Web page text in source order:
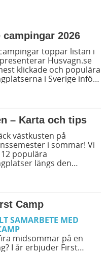
2026
Husvagn.se
klickade och populära
i Sverige inför
idag!
– Karta och tips
i sommar! Vi
populära
längs den
Camp
SAMARBETE MED
midsommar på en
I år erbjuder First